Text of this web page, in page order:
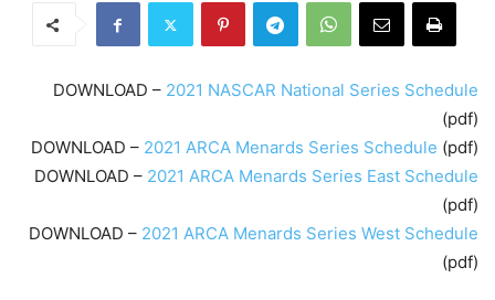
DOWNLOAD – 2021 NASCAR National Series Schedule
(pdf)
DOWNLOAD – 2021 ARCA Menards Series Schedule (pdf)
DOWNLOAD – 2021 ARCA Menards Series East Schedule
(pdf)
DOWNLOAD – 2021 ARCA Menards Series West Schedule
(pdf)